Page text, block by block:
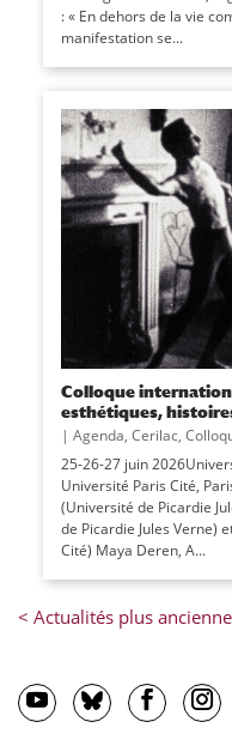
: « En dehors de la vie
manifestation se...
Colloque
esthétiques,
| Agenda, Cerilac,
25-26-27 juin
Université Paris Cité,
(Université de Picardie
de Picardie Jules Verne)
Cité) Maya Deren, A...